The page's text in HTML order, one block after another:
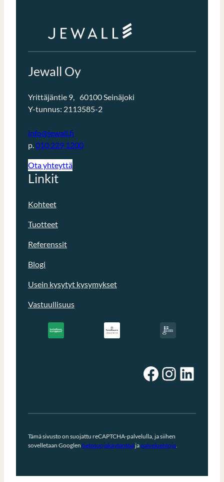
Jewall Oy
Yrittäjäntie 9, 60100 Seinäjoki
Y-tunnus: 2113585-2
info@jewall.fi
p.010 229 1200
Ota yhteyttä
Linkit
Kohteet
Tuotteet
Referenssit
Blogi
Usein kysytyt kysymykset
Vastuullisuus
Facebook Instagram LinkedIn
Tämä sivusto on suojattu reCAPTCHA-palvelulla, ja siihen
sovelletaan Googlen tietosuojakäytäntöäja palveluehtoja